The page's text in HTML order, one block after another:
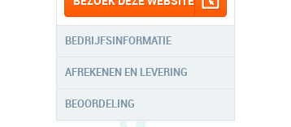
BEDRIJFSINFORMATIE
AFREKENEN EN LEVERING
BEOORDELING